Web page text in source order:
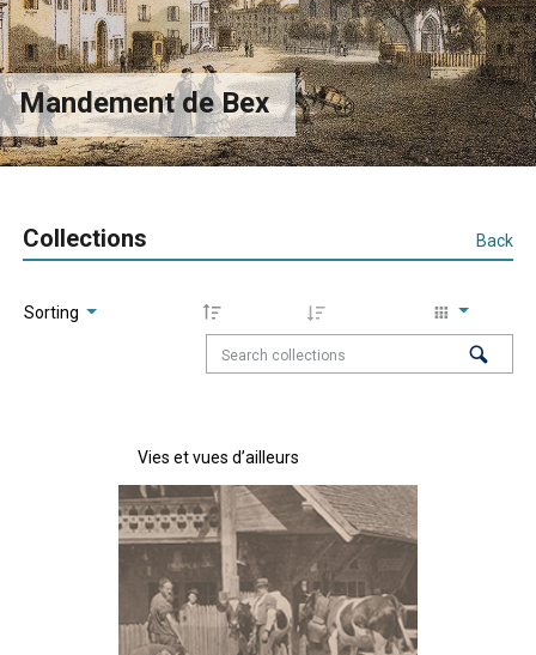
Mandement de Bex
Collections Back
Sorting
Vies et vues d’ailleurs